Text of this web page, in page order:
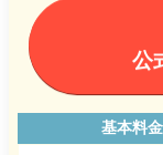
公
基本料金